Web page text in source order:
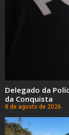
Delegado da
da Conquista
8 de agosto de 2026